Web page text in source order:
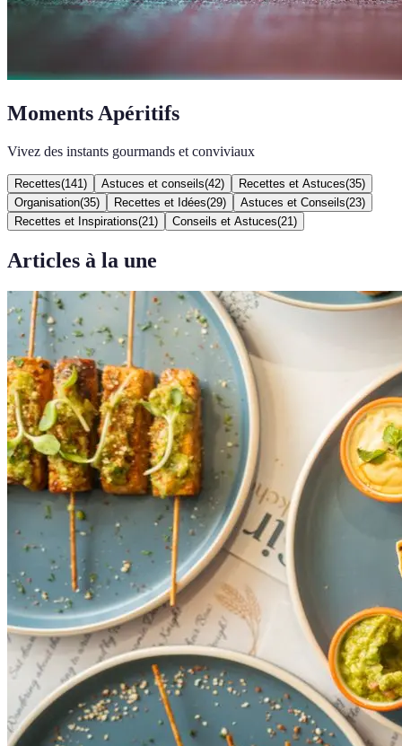
Moments Apéritifs
Vivez des instants gourmands et conviviaux
Recettes(141 ) Astuces et conseils(42) Recettes et Astuces(35)
Organisation(35) Recettes et Idées(29) Astuces et Conseils(23)
Recettes et Inspirations(21 ) Conseils et Astuces(21 )
Articles à la une